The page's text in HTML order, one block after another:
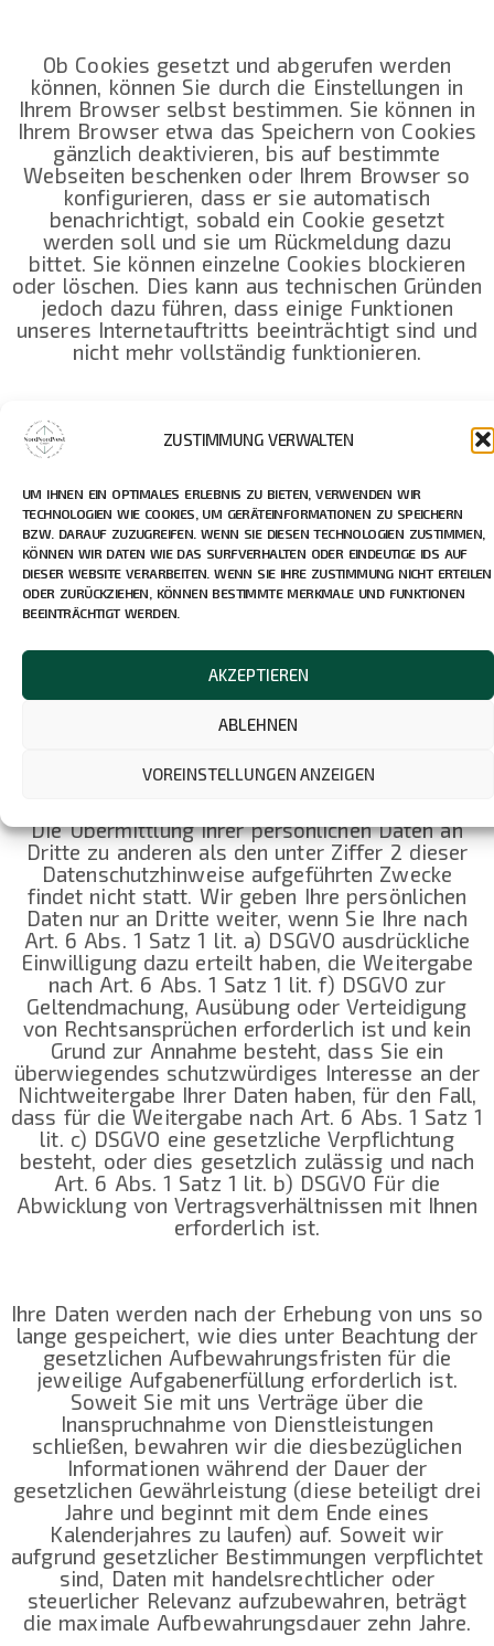
ZUSTIMMUNG VERWALTEN
UM IHNEN EIN OPTIMALES ERLEBNIS ZU BIETEN, VERWENDEN WIR
TECHNOLOGIEN WIE COOKIES, UM GERÄTEINFORMATIONEN ZU SPEICHERN
BZW. DARAUF ZUZUGREIFEN. WENN SIE DIESEN TECHNOLOGIEN ZUSTIMMEN,
KÖNNEN WIR DATEN WIE DAS SURFVERHALTEN ODER EINDEUTIGE IDS AUF
DIESER WEBSITE VERARBEITEN. WENN SIE IHRE ZUSTIMMUNG NICHT ERTEILEN
ODER ZURÜCKZIEHEN, KÖNNEN BESTIMMTE MERKMALE UND FUNKTIONEN
BEEINTRÄCHTIGT WERDEN.
AKZEPTIEREN
ABLEHNEN
VOREINSTELLUNGEN ANZEIGEN
Ob Cookies gesetzt und abgerufen werden
können, können Sie durch die Einstellungen in
Ihrem Browser selbst bestimmen. Sie können in
Ihrem Browser etwa das Speichern von Cookies
gänzlich deaktivieren, bis auf bestimmte
Webseiten beschenken oder Ihrem Browser so
konfigurieren, dass er sie automatisch
benachrichtigt, sobald ein Cookie gesetzt
werden soll und sie um Rückmeldung dazu
bittet. Sie können einzelne Cookies blockieren
oder löschen. Dies kann aus technischen Gründen
jedoch dazu führen, dass einige Funktionen
unseres Internetauftritts beeinträchtigt sind und
nicht mehr vollständig funktionieren.
Ihre Rechte als Betroffener finden Sie unter
2.5 Verlinkungen
Soweit auf Webseiten anderer Anbieter verlinkt
wird, gelten diese Datenschutz Hinweise nicht
für deren Inhalte. Welche Daten die Betreiber
dieser Seite möglicherweise erheben, entzieht
sich der Kenntnis und dem Einflussbereich
unseres Unternehmens. Informationen erhalten
Sie in Datenschutz Hinweis der jeweiligen Seite.
3. WEITERGABE VON DATEN,
SPEICHERDAUER, ÜBERMITTLUNG IN
DRITTLÄNDER, PROFILING
Die Übermittlung Ihrer persönlichen Daten an
Dritte zu anderen als den unter Ziffer 2 dieser
Datenschutzhinweise aufgeführten Zwecke
findet nicht statt. Wir geben Ihre persönlichen
Daten nur an Dritte weiter, wenn Sie Ihre nach
Art. 6 Abs. 1 Satz 1 lit. a) DSGVO ausdrückliche
Einwilligung dazu erteilt haben, die Weitergabe
nach Art. 6 Abs. 1 Satz 1 lit. f) DSGVO zur
Geltendmachung, Ausübung oder Verteidigung
von Rechtsansprüchen erforderlich ist und kein
Grund zur Annahme besteht, dass Sie ein
überwiegendes schutzwürdiges Interesse an der
Nichtweitergabe Ihrer Daten haben, für den Fall,
dass für die Weitergabe nach Art. 6 Abs. 1 Satz 1
lit. c) DSGVO eine gesetzliche Verpflichtung
besteht, oder dies gesetzlich zulässig und nach
Art. 6 Abs. 1 Satz 1 lit. b) DSGVO Für die
Abwicklung von Vertragsverhältnissen mit Ihnen
erforderlich ist.
Ihre Daten werden nach der Erhebung von uns so
lange gespeichert, wie dies unter Beachtung der
gesetzlichen Aufbewahrungsfristen für die
jeweilige Aufgabenerfüllung erforderlich ist.
Soweit Sie mit uns Verträge über die
Inanspruchnahme von Dienstleistungen
schließen, bewahren wir die diesbezüglichen
Informationen während der Dauer der
gesetzlichen Gewährleistung (diese beteiligt drei
Jahre und beginnt mit dem Ende eines
Kalenderjahres zu laufen) auf. Soweit wir
aufgrund gesetzlicher Bestimmungen verpflichtet
sind, Daten mit handelsrechtlicher oder
steuerlicher Relevanz aufzubewahren, beträgt
die maximale Aufbewahrungsdauer zehn Jahre.